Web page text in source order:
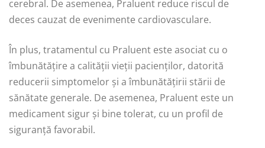
cerebral. De asemenea, Praluent reduce riscul de
deces cauzat de evenimente cardiovasculare.
În plus, tratamentul cu Praluent este asociat cu o
îmbunătățire a calității vieții pacienților, datorită
reducerii simptomelor și a îmbunătățirii stării de
sănătate generale. De asemenea, Praluent este un
medicament sigur și bine tolerat, cu un profil de
siguranță favorabil.